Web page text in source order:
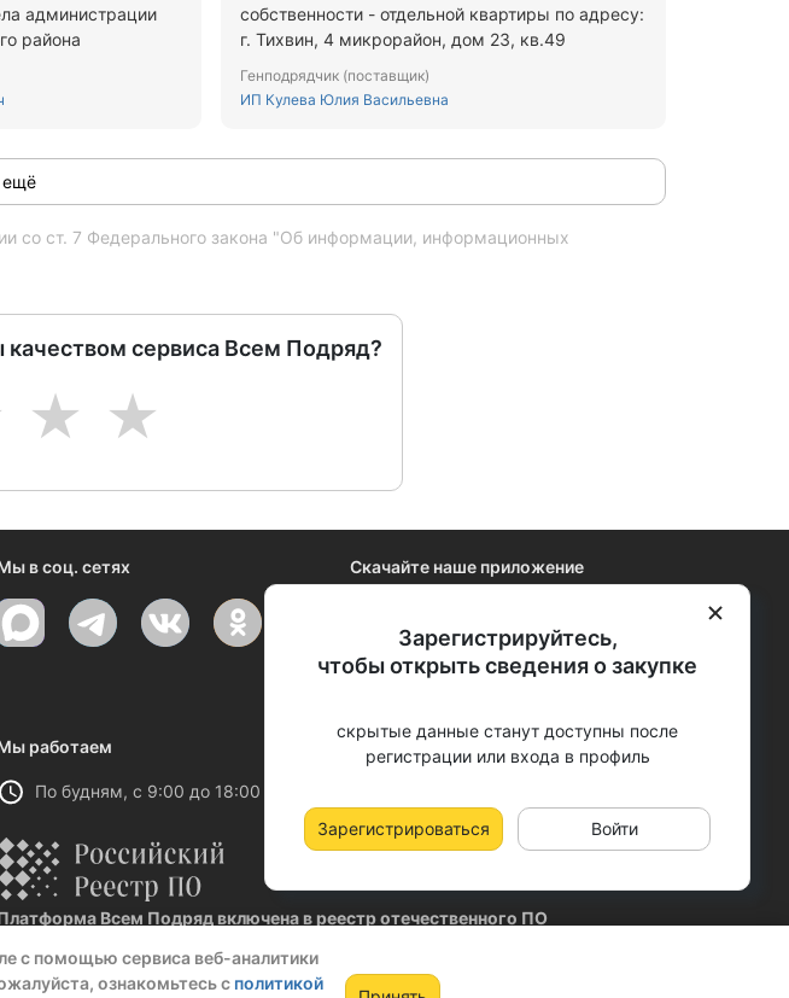
с помощью сервиса веб-аналитики
ознакомьтесь с политикой
администрации
района
собственности - отдельной квартиры по адресу:
г. Тихвин, 4 микрорайон, дом 23, кв.49
Генподрядчик (поставщик)
ИП Кулева Юлия Васильевна
ещё
со ст. 7 Федерального закона "Об информации, информационных
сервиса Всем Подряд?
5
4
Зарегистрируйтесь,
чтобы открыть сведения о закупке
скрытые данные станут доступны после
регистрации или входа в профиль
Зарегистрироваться Войти
в соц. сетях Скачайте наше приложение
работаем
По будням, с 9:00 до 18:00 (МСК)
Всем Подряд включена в реестр отечественного ПО